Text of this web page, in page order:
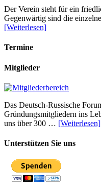
Der Verein steht für ein
Gegenwärtig sind die
[Weiterlesen]
Termine
Mitglieder
Das Deutsch-Russische
Gründungsmitgliedern ins
uns über 300 … [Weiterlesen]
Unterstützen Sie uns